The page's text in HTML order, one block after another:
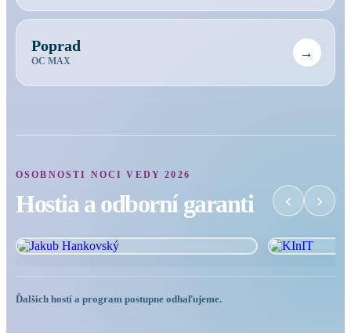
Poprad
OC MAX
→
OSOBNOSTI NOCI VEDY 2026
Hostia a odborní garanti ‹ ›
Ďalších hostí a program postupne odhaľujeme.